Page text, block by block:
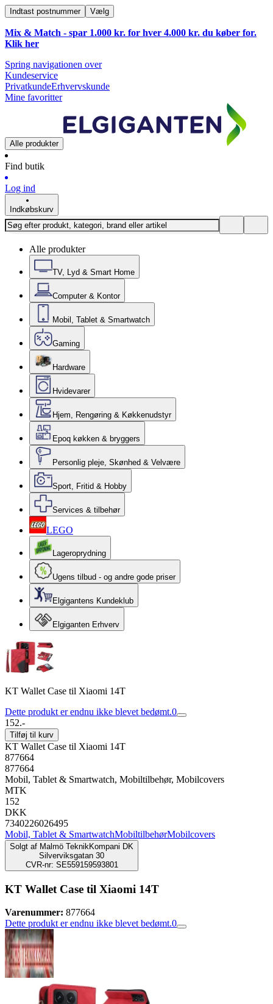
Indtast postnummer Vælg
Mix & Match - spar 1.000 kr. for hver 4.000 kr. du køber for.
Klik her
Spring navigationen over
Kundeservice
PrivatkundeErhvervskunde
Mine favoritter
Alle produkter
Find butik
Log ind
Indkøbskurv
Alle produkter
TV, Lyd & Smart Home
Computer & Kontor
Mobil, Tablet & Smartwatch
Gaming
Hardware
Hvidevarer
Hjem, Rengøring & Køkkenudstyr
Epoq køkken & bryggers
Personlig pleje, Skønhed & Velvære
Sport, Fritid & Hobby
Services & tilbehør
LEGO
Lageroprydning
Ugens tilbud - og andre gode priser
Elgigantens Kundeklub
Elgiganten Erhverv
KT Wallet Case til Xiaomi 14T
Dette produkt er endnu ikke blevet bedømt.0
152.-
Tilføj til kurv
KT Wallet Case til Xiaomi 14T
877664
877664
Mobil, Tablet & Smartwatch, Mobiltilbehør, Mobilcovers
MTK
152
DKK
7340226026495
Mobil, Tablet & SmartwatchMobiltilbehørMobilcovers
Solgt af Malmö TeknikKompani DK
Silverviksgatan 30
CVR-nr: SE559159593801
KT Wallet Case til Xiaomi 14T
Varenummer: 877664
Dette produkt er endnu ikke blevet bedømt.0